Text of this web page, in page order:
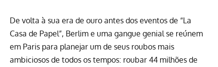
De volta à sua era de ouro antes dos eventos de “La
Casa de Papel”, Berlim e uma gangue genial se reúnem
em Paris para planejar um de seus roubos mais
ambiciosos de todos os tempos: roubar 44 milhões de